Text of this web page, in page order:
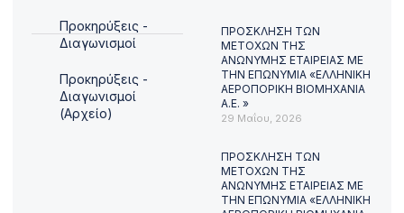
Προκηρύξεις -
Διαγωνισμοί
Προκηρύξεις -
Διαγωνισμοί
(Αρχείο)
ΠΡΟΣΚΛΗΣΗ ΤΩΝ
ΜΕΤΟΧΩΝ ΤΗΣ
ΑΝΩΝΥΜΗΣ ΕΤΑΙΡΕΙΑΣ ΜΕ
ΤΗΝ ΕΠΩΝΥΜΙΑ «ΕΛΛΗΝΙΚΗ
ΑΕΡΟΠΟΡΙΚΗ ΒΙΟΜΗΧΑΝΙΑ
Α.Ε. »
29 Μαΐου, 2026
ΠΡΟΣΚΛΗΣΗ ΤΩΝ
ΜΕΤΟΧΩΝ ΤΗΣ
ΑΝΩΝΥΜΗΣ ΕΤΑΙΡΕΙΑΣ ΜΕ
ΤΗΝ ΕΠΩΝΥΜΙΑ «ΕΛΛΗΝΙΚΗ